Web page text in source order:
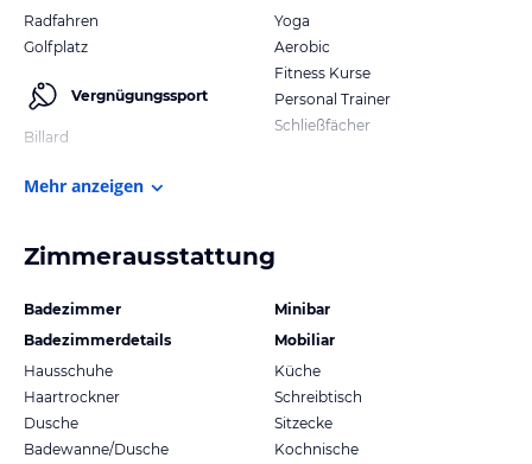
Radfahren
Golfplatz
Vergnügungssport
Billard
Yoga
Aerobic
Fitness Kurse
Personal Trainer
Schließfächer
Mehr anzeigen
Zimmerausstattung
Badezimmer
Badezimmerdetails
Hausschuhe
Haartrockner
Dusche
Badewanne/Dusche
Minibar
Mobiliar
Küche
Schreibtisch
Sitzecke
Kochnische